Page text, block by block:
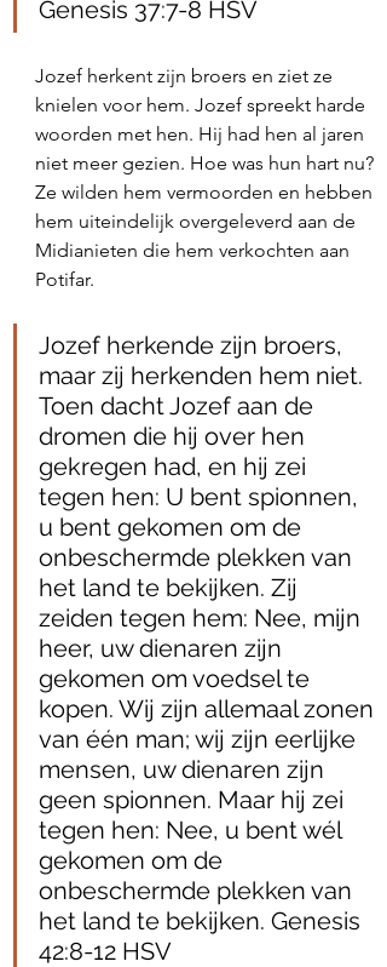
Genesis 37:7‭-‬8 HSV
Jozef herkent zijn broers en ziet ze
knielen voor hem. Jozef spreekt harde
woorden met hen. Hij had hen al jaren
niet meer gezien. Hoe was hun hart nu?
Ze wilden hem vermoorden en hebben
hem uiteindelijk overgeleverd aan de
Midianieten die hem verkochten aan
Potifar.
Jozef herkende zijn broers,
maar zij herkenden hem niet.
Toen dacht Jozef aan de
dromen die hij over hen
gekregen had, en hij zei
tegen hen: U bent spionnen,
u bent gekomen om de
onbeschermde plekken van
het land te bekijken. Zij
zeiden tegen hem: Nee, mijn
heer, uw dienaren zijn
gekomen om voedsel te
kopen. Wij zijn allemaal zonen
van één man; wij zijn eerlijke
mensen, uw dienaren zijn
geen spionnen. Maar hij zei
tegen hen: Nee, u bent wél
gekomen om de
onbeschermde plekken van
het land te bekijken. Genesis
42:8‭-‬12 HSV